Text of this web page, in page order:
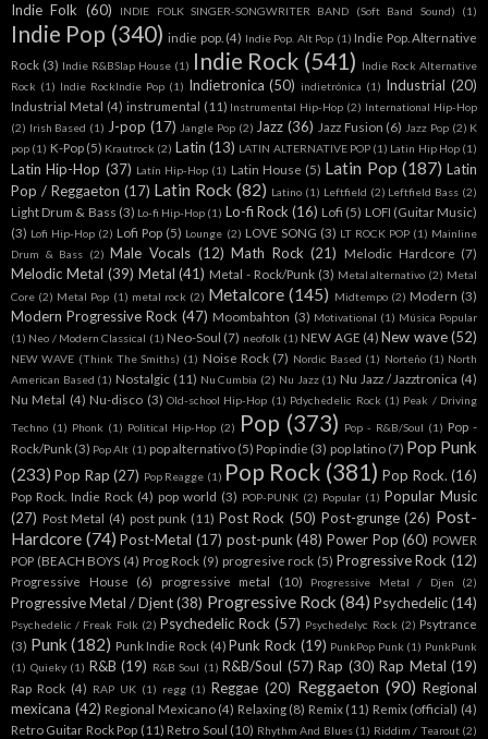
Indie Folk (60) INDIE FOLK SINGER-SONGWRITER BAND (Soft Band Sound) (1)
Indie Pop (340) indie pop. (4) Indie Pop. Alt Pop (1) Indie Pop. Alternative
Rock (3) Indie R&BSlap House (1) Indie Rock (541) Indie Rock Alternative
Rock (1) Indie RockIndie Pop (1) Indietronica (50) indietrónica (1) Industrial (20)
Industrial Metal (4) instrumental (11) Instrumental Hip-Hop (2) International Hip-Hop
(2) Irish Based (1) J-pop (17) Jangle Pop (2) Jazz (36) Jazz Fusion (6) Jazz Pop (2) K
pop (1) K-Pop (5) Krautrock (2) Latin (13) LATIN ALTERNATIVE POP (1) Latin Hip Hop (1)
Latin Hip-Hop (37) Latín Hip-Hop (1) Latin House (5) Latin Pop (187) Latin
Pop / Reggaeton (17) Latin Rock (82) Latino (1) Leftfield (2) Leftfield Bass (2)
Light Drum & Bass (3) Lo-fi Hip-Hop (1) Lo-fi Rock (16) Lofi (5) LOFI (Guitar Music)
(3) Lofi Hip-Hop (2) Lofi Pop (5) Lounge (2) LOVE SONG (3) LT ROCK POP (1) Mainline
Drum & Bass (2) Male Vocals (12) Math Rock (21) Melodic Hardcore (7)
Melodic Metal (39) Metal (41) Metal - Rock/Punk (3) Metal alternativo (2) Metal
Core (2) Metal Pop (1) metal rock (2) Metalcore (145) Midtempo (2) Modern (3)
Modern Progressive Rock (47) Moombahton (3) Motivational (1) Música Popular
(1) Neo / Modern Classical (1) Neo-Soul (7) neofolk (1) NEW AGE (4) New wave (52)
NEW WAVE (Think The Smiths) (1) Noise Rock (7) Nordic Based (1) Norteño (1) North
American Based (1) Nostalgic (11) Nu Cumbia (2) Nu Jazz (1) Nu Jazz / Jazztronica (4)
Nu Metal (4) Nu-disco (3) Old-school Hip-Hop (1) Pdychedelic Rock (1) Peak / Driving
Techno (1) Phonk (1) Political Hip-Hop (2) Pop (373) Pop - R&B/Soul (1) Pop -
Rock/Punk (3) Pop Alt (1) pop alternativo (5) Pop indie (3) pop latino (7) Pop Punk
(233) Pop Rap (27) Pop Reagge (1) Pop Rock (381) Pop Rock. (16)
Pop Rock. Indie Rock (4) pop world (3) POP-PUNK (2) Popular (1) Popular Music
(27) Post Metal (4) post punk (11) Post Rock (50) Post-grunge (26) Post-
Hardcore (74) Post-Metal (17) post-punk (48) Power Pop (60) POWER
POP (BEACH BOYS (4) Prog Rock (9) progresive rock (5) Progressive Rock (12)
Progressive House (6) progressive metal (10) Progressive Metal / Djen (2)
Progressive Metal / Djent (38) Progressive Rock (84) Psychedelic(14)
Psychedelic / Freak Folk (2) Psychedelic Rock (57) Psychedelyc Rock (2) Psytrance
(3) Punk (182) Punk Indie Rock (4) Punk Rock (19) PunkPop Punk (1) PunkPunk
(1) Quieky (1) R&B (19) R&B Soul (1) R&B/Soul (57) Rap (30) Rap Metal (19)
Rap Rock (4) RAP UK (1) regg (1) Reggae (20) Reggaeton (90) Regional
mexicana (42) Regional Mexicano (4) Relaxing (8) Remix (11) Remix (official) (4)
Retro Guitar Rock Pop (11) Retro Soul (10) Rhythm And Blues (1) Riddim / Tearout (2)